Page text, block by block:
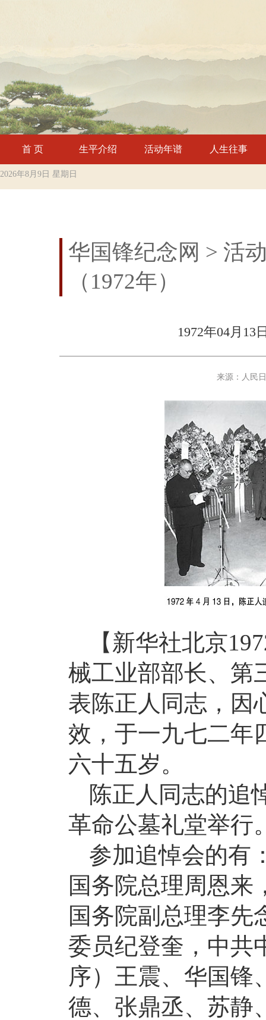
首 页 生平介绍 活动年谱 人生往事
2026年8月9日 星期日
华国锋纪念网 > 活
（1972年）
1972年04月13
来源：人民
【新华社北京
械工业部部长、第
表陈正人同志，因
效，于一九七二年
六十五岁。
陈正人同志的追
革命公墓礼堂举行
参加追悼会的有
国务院总理周恩来
国务院副总理李先
委员纪登奎，中共
序）王震、华国锋
德、张鼎丞、苏静